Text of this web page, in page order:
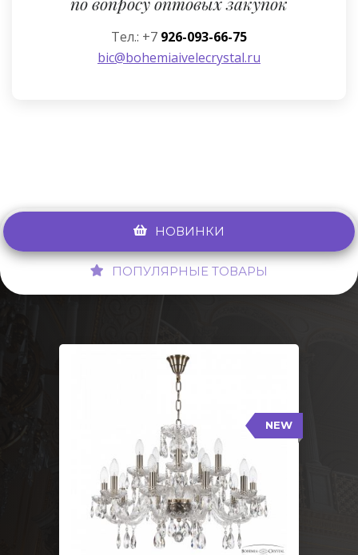
Тел.: +7 926-093-66-75
bic@bohemiaivelecrystal.ru
НОВИНКИ
ПОПУЛЯРНЫЕ ТОВАРЫ
NEW
117/10+5/240 Pa
Тип: Стеклянный рожок
Цвет арматуры: Патина/
Кол-во ламп: 15
Диаметр: 70 см